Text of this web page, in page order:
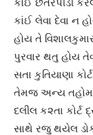
કાંઈ લેવા દેવા ન
હોય તે
પુરવાર થતુ હોય
સતા કુતિયાણા
તેમજ અન્ય
દલીલ ક૨તા કોર્ટ
સાથે રજુ થયેલ